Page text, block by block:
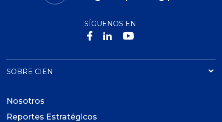
SÍGUENOS EN:
SOBRE CIEN
Nosotros
Reportes Estratégicos